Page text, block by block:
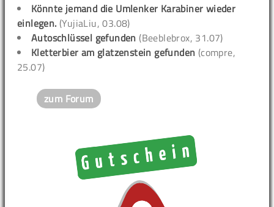
Könnte jemand die Umlenker Karabiner wieder
einlegen. (YujiaLiu, 03.08)
Autoschlüssel gefunden (Beeblebrox, 31.07)
Kletterbier am glatzenstein gefunden (compre,
25.07)
zum Forum